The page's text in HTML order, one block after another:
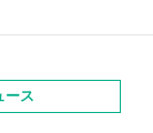
ース